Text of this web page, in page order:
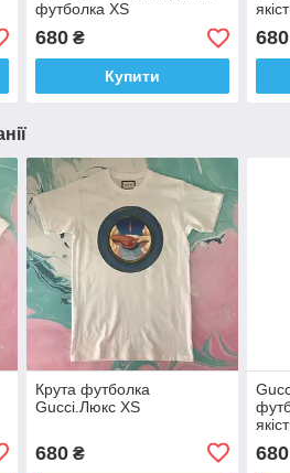
футболка XS
680₴
Купити
680
Крута футболка
Gucci.Люкс XS
680₴ 680